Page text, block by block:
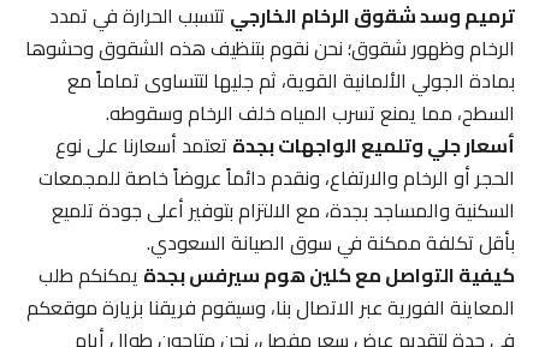
ترميم وسد شقوق الرخام الخارجيتتسبب الحرارة في تمدد
الرخام وظهور شقوق؛ نحن نقوم بتنظيف هذه الشقوق وحشوها
بمادة الجولي الألمانية القوية، ثم جليها لتتساوى تماماً مع
السطح، مما يمنع تسرب المياه خلف الرخام وسقوطه.
أسعار جلي وتلميع الواجهات بجدةتعتمد أسعارنا على نوع
الحجر أو الرخام والارتفاع، ونقدم دائماً عروضاً خاصة للمجمعات
السكنية والمساجد بجدة، مع الالتزام بتوفير أعلى جودة تلميع
بأقل تكلفة ممكنة في سوق الصيانة السعودي.
كيفية التواصل مع كلين هوم سيرفس بجدةيمكنكم طلب
المعاينة الفورية عبر الاتصال بنا، وسيقوم فريقنا بزيارة موقعكم